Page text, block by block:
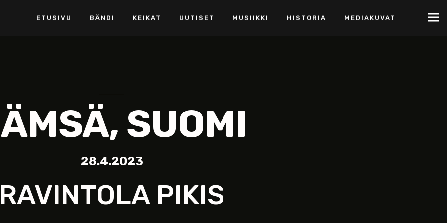
ETUSIVU BÄNDI KEIKAT UUTISET MUSIIKKI HISTORIA MEDIAKUVAT
SUOMI
28.4.2023
PIKIS